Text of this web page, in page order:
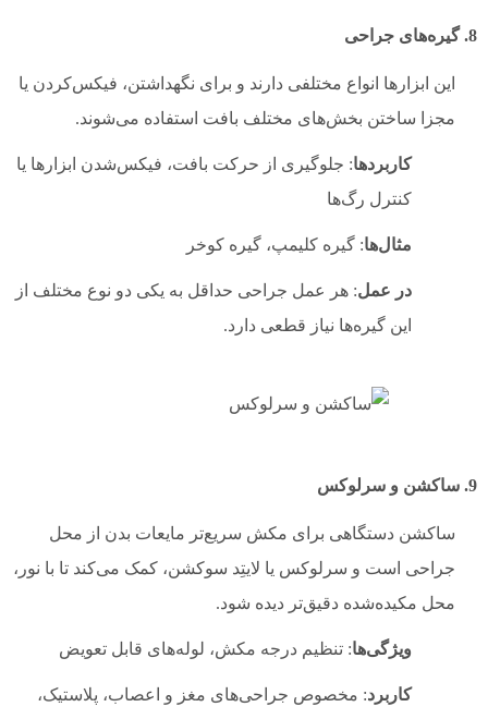
8. گیره‌های جراحی
این ابزارها انواع مختلفی دارند و برای نگهداشتن، فیکس‌کردن یا
مجزا ساختن بخش‌های مختلف بافت استفاده می‌شوند.
کاربردها: جلوگیری از حرکت بافت، فیکس‌شدن ابزارها یا
کنترل رگ‌ها
مثال‌ها: گیره کلیمپ، گیره کوخر
در عمل: هر عمل جراحی حداقل به یکی دو نوع مختلف از
این گیره‌ها نیاز قطعی دارد.
9. ساکشن و سرلوکس
ساکشن دستگاهی برای مکش سریع‌تر مایعات بدن از محل
جراحی است و سرلوکس یا لایتِد سوکشن، کمک می‌کند تا با نور،
محل مکیده‌شده دقیق‌تر دیده شود.
ویژگی‌ها: تنظیم درجه مکش، لوله‌های قابل تعویض
کاربرد: مخصوص جراحی‌های مغز و اعصاب، پلاستیک،